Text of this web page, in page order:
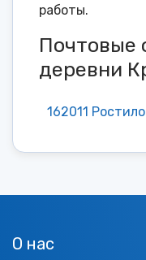
работы.
Почтовые
деревни
162011
О нас